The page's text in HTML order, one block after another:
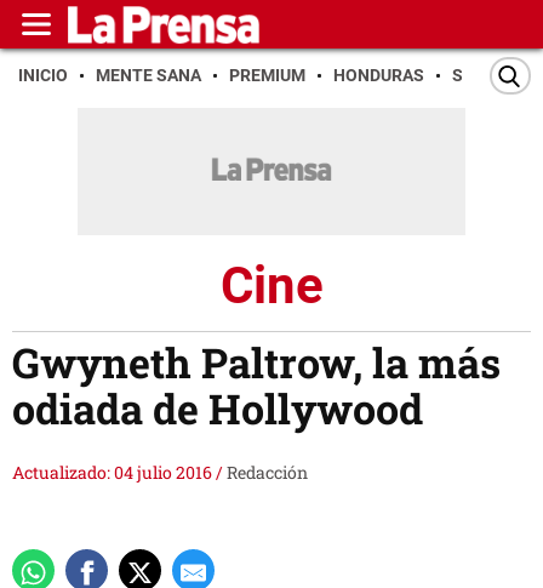
INICIO MENTE SANA PREMIUM HONDURAS SAN PEDRO
Cine
Gwyneth Paltrow, la más
odiada de Hollywood
Actualizado: 04 julio 2016/Redacción